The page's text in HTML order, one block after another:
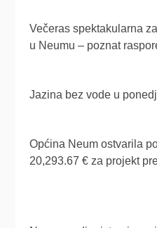
Večeras spektakularna
u Neumu – poznat
Jazina bez vode u
Općina Neum ostvarila
20,293.67 € za projekt